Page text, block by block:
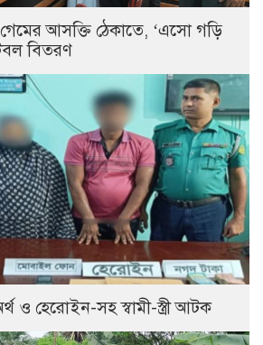
আসক্তি ঠেকাতে, ‘এসো গড়ি
বিতরণ
ও হেরোইন-সহ স্বামী-স্ত্রী আটক